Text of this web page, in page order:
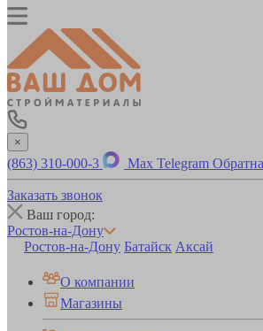
×
(863) 310-000-3 Max Telegram
Заказать звонок
Ваш город:
Ростов-на-Дону
Ростов-на-Дону Батайск Аксай
О компании
Магазины